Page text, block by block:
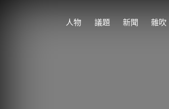
人物 議題 新聞 雜吹